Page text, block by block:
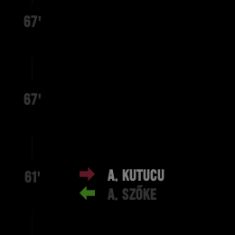
67'
67'
61'
A. KUTUCU
A. SZŐKE